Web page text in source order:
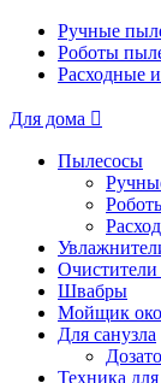
Ручные
Роботы
Расходные
Для дома
Пылесосы
Очистители
Швабры
Мойщик
Для санузла
Техника